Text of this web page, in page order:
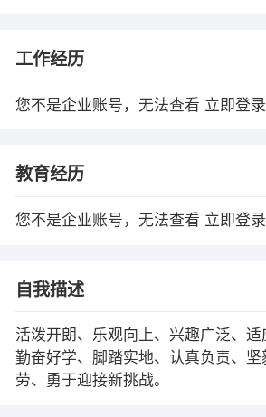
工作经历
您不是企业账号，无法查看 立即登录
教育经历
您不是企业账号，无法查看 立即登录
自我描述
活泼开朗、乐观向上、兴趣广泛、适
勤奋好学、脚踏实地、认真负责、
劳、勇于迎接新挑战。